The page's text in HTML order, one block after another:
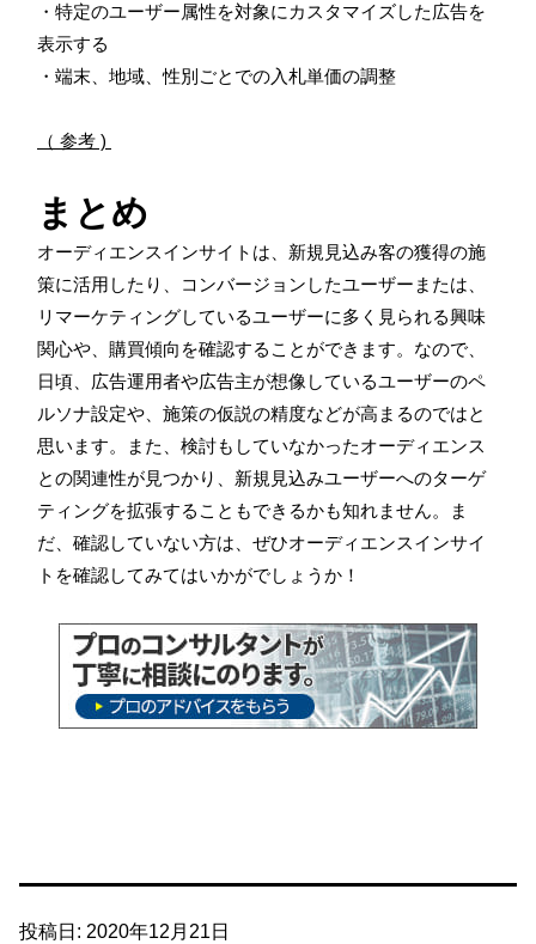
・特定のユーザー属性を対象にカスタマイズした広告を
表示する
・端末、地域、性別ごとでの入札単価の調整
（ 参考 )
まとめ
オーディエンスインサイトは、新規見込み客の獲得の施
策に活用したり、コンバージョンしたユーザーまたは、
リマーケティングしているユーザーに多く見られる興味
関心や、購買傾向を確認することができます。なので、
日頃、広告運用者や広告主が想像しているユーザーのペ
ルソナ設定や、施策の仮説の精度などが高まるのではと
思います。また、検討もしていなかったオーディエンス
との関連性が見つかり、新規見込みユーザーへのターゲ
ティングを拡張することもできるかも知れません。ま
だ、確認していない方は、ぜひオーディエンスインサイ
トを確認してみてはいかがでしょうか！
投稿日: 2020年12月21日